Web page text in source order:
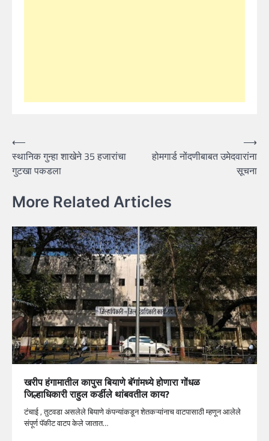
Post
navigation
⟵
स्थानिक गुन्हा शाखेने 35 हजारांचा
गुटखा पकडला
होमगार्ड नोंदणीबाबत उमेदवारांना
सूचना
⟶
More Related Articles
खरीप हंगामातील कापुस बियाणे बॅगांमध्ये होणारा गोंधळ
जिल्हाधिकारी राहुल कर्डीले थांबवतील काय?
टंचाई , तुटवडा असलेले बियाणे कंपन्यांकडून शेतकऱ्यांनाच वाटपासाठी म्हणून आलेले
संपूर्ण पॅकीट वाटप केले जातात…